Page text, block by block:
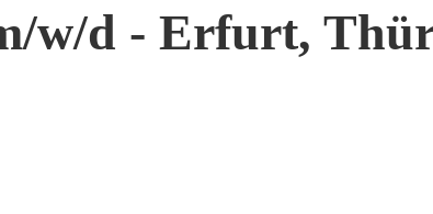
w/d - Erfurt,